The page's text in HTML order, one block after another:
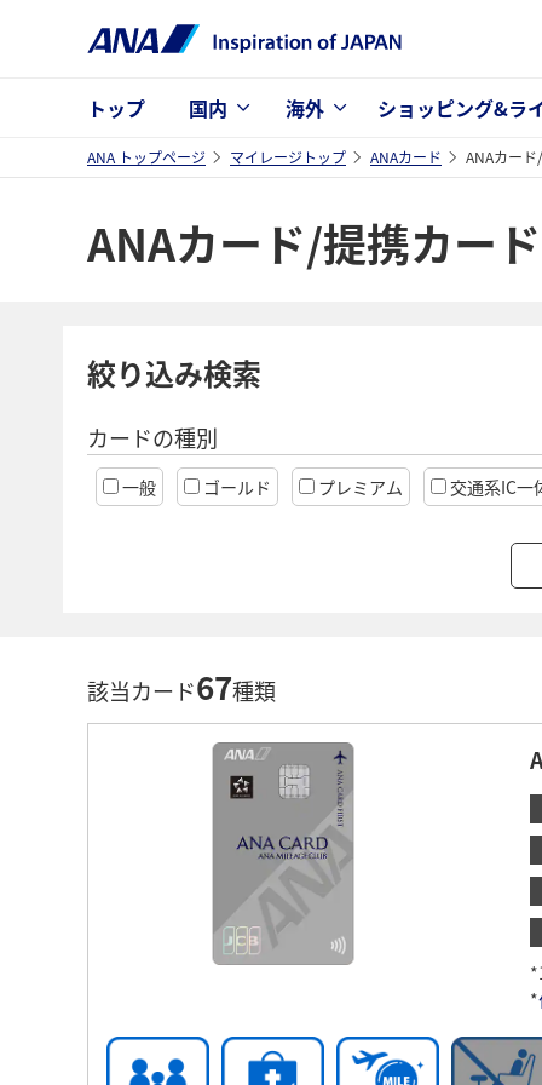
トップ 国内 海外 ショッピング&ラ
ANA トップページ マイレージトップ ANAカード ANAカー
ANAカード/提携カー
絞り込み検索
カードの種別
一般 ゴールド プレミアム 交通系IC一
該当カード67種類
*